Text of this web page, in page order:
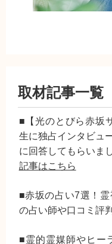
取材記事一覧
■【光のとびら赤坂
生に独占インタビュ
に回答してもらいま
記事はこちら
■赤坂の占い7選！
の占い師や口コミ
■霊的霊媒師やヒー